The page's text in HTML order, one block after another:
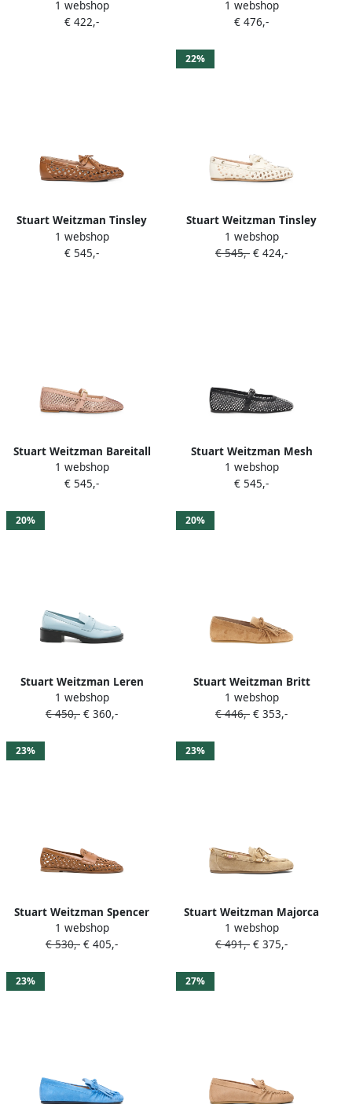
loafers met krokodillen-
reliëf Bruin
1 webshop
€ 422,-
loafers Bruin
1 webshop
€ 476,-
Stuart Weitzman Tinsley
geweven leren loafers Bruin
1 webshop
€ 545,-
22%
Stuart Weitzman Tinsley
geweven leren
bootschoenen Beige
1 webshop
€ 545,- € 424,-
Stuart Weitzman Bareitall
Mary Jane ballerina's
verfraaid met kristallen
1 webshop
€ 545,-
Stuart Weitzman Mesh
ballerina's met kristallen
Zwart
1 webshop
€ 545,-
20%
Stuart Weitzman Leren
loafers Blauw
1 webshop
€ 450,- € 360,-
20%
Stuart Weitzman Britt
loafers met franje Beige
1 webshop
€ 446,- € 353,-
23%
Stuart Weitzman Spencer
geweven loafers Bruin
1 webshop
€ 530,- € 405,-
23%
Stuart Weitzman Majorca
Tinsley loafers verfraaid
met kralen Beige
1 webshop
€ 491,- € 375,-
23% 27%